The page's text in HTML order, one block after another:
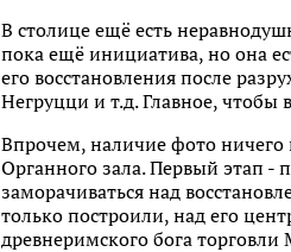
В столице ещё есть
пока ещё инициатива, но она
его восстановления после
Негруцци и т.д. Главное, чтобы
Впрочем, наличие фото ничего
Органного зала. Первый этап -
заморачиваться над
только построили, над его
древнеримского бога